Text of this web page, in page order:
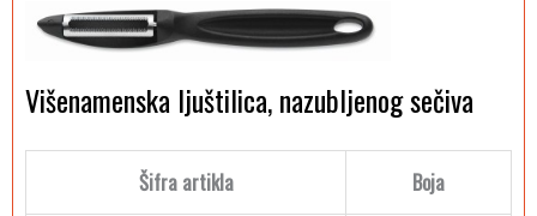
Višenamenska ljuštilica, nazubljenog sečiva
Šifra artikla Boja